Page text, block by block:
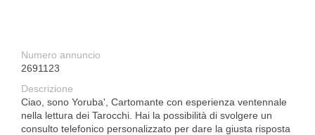
Numero annuncio
2691123
Descrizione
Ciao, sono Yoruba', Cartomante con esperienza ventennale
nella lettura dei Tarocchi. Hai la possibilità di svolgere un
consulto telefonico personalizzato per dare la giusta risposta